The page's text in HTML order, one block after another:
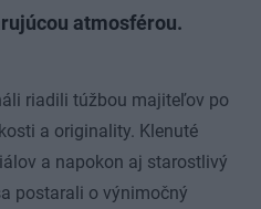
atmosférou.
riadili túžbou majiteľov po
a originality. Klenuté
a napokon aj starostlivý
postarali o výnimočný